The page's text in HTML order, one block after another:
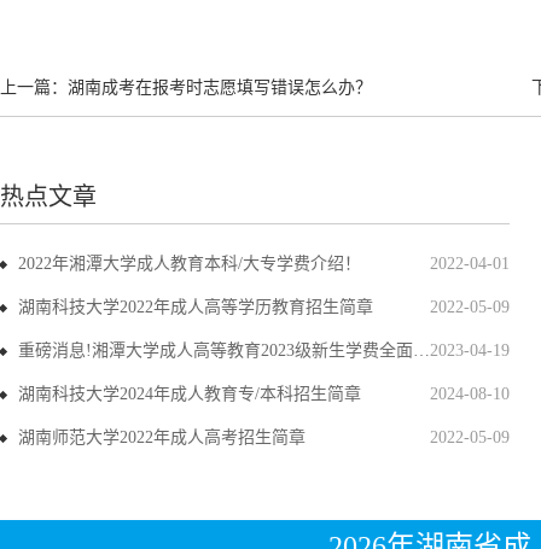
上一篇： 湖南成考在报考时志愿填写错误怎么办？
热点文章
2022-04-01
2022年湘潭大学成人教育本科/大专学费介绍！
2022-05-09
湖南科技大学2022年成人高等学历教育招生简章
2023-04-19
重磅消息!湘潭大学成人高等教育2023级新生学费全面上调
2024-08-10
湖南科技大学2024年成人教育专/本科招生简章
2022-05-09
湖南师范大学2022年成人高考招生简章